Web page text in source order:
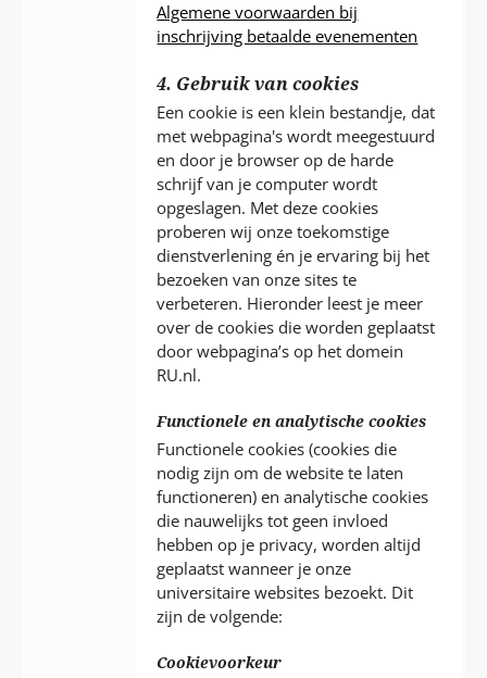
Algemene voorwaarden bij
inschrijving betaalde evenementen
4. Gebruik van cookies
Een cookie is een klein bestandje, dat
met webpagina's wordt meegestuurd
en door je browser op de harde
schrijf van je computer wordt
opgeslagen. Met deze cookies
proberen wij onze toekomstige
dienstverlening én je ervaring bij het
bezoeken van onze sites te
verbeteren. Hieronder leest je meer
over de cookies die worden geplaatst
door webpagina’s op het domein
RU.nl.
Functionele en analytische cookies
Functionele cookies (cookies die
nodig zijn om de website te laten
functioneren) en analytische cookies
die nauwelijks tot geen invloed
hebben op je privacy, worden altijd
geplaatst wanneer je onze
universitaire websites bezoekt. Dit
zijn de volgende:
Cookievoorkeur